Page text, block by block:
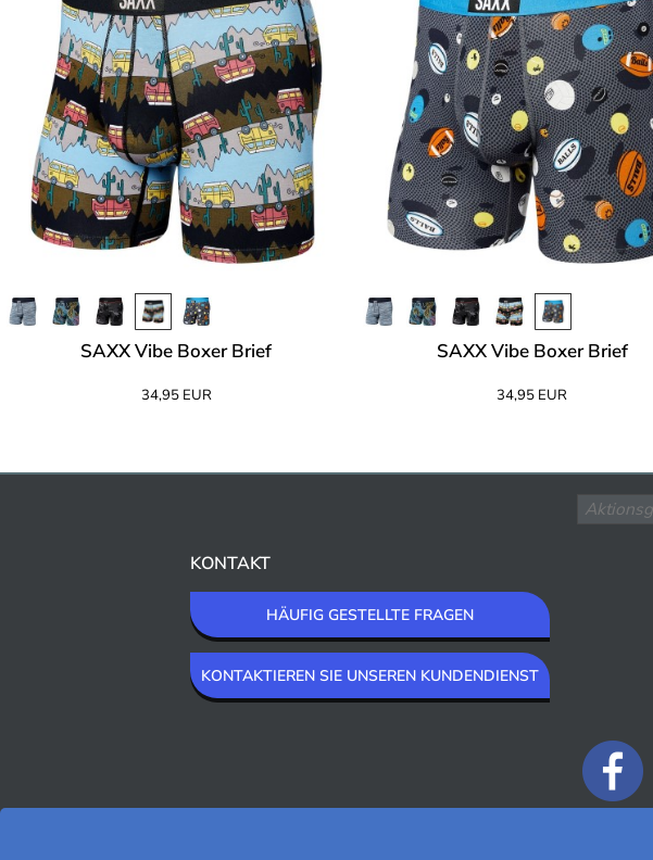
SAXX Vibe Boxer Brief
34,95 EUR
SAXX Vibe Boxer Brief
34,95 EUR
KONTAKT
HÄUFIG GESTELLTE FRAGEN
KONTAKTIEREN SIE UNSEREN KUNDENDIENST